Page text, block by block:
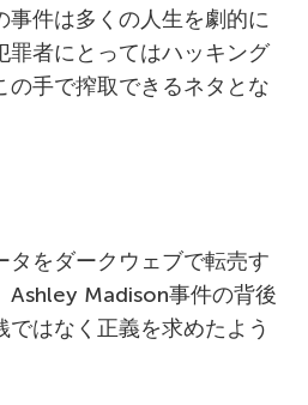
事件は多くの人生を劇的に
罪者にとってはハッキング
の手で搾取できるネタとな
タをダークウェブで転売す
Ashley Madison事件の背後
はなく正義を求めたよう